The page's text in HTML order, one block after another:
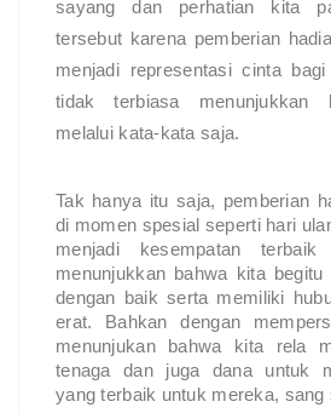
sayang dan perhatian kita
tersebut karena pemberian
menjadi representasi cinta
tidak terbiasa menunjukkan
melalui kata-kata saja.
Tak hanya itu saja, pemberian
di momen spesial seperti hari
menjadi kesempatan
menunjukkan bahwa kita begitu
dengan baik serta memiliki
erat. Bahkan dengan
menunjukan bahwa kita rela
tenaga dan juga dana untuk
yang terbaik untuk mereka, sang